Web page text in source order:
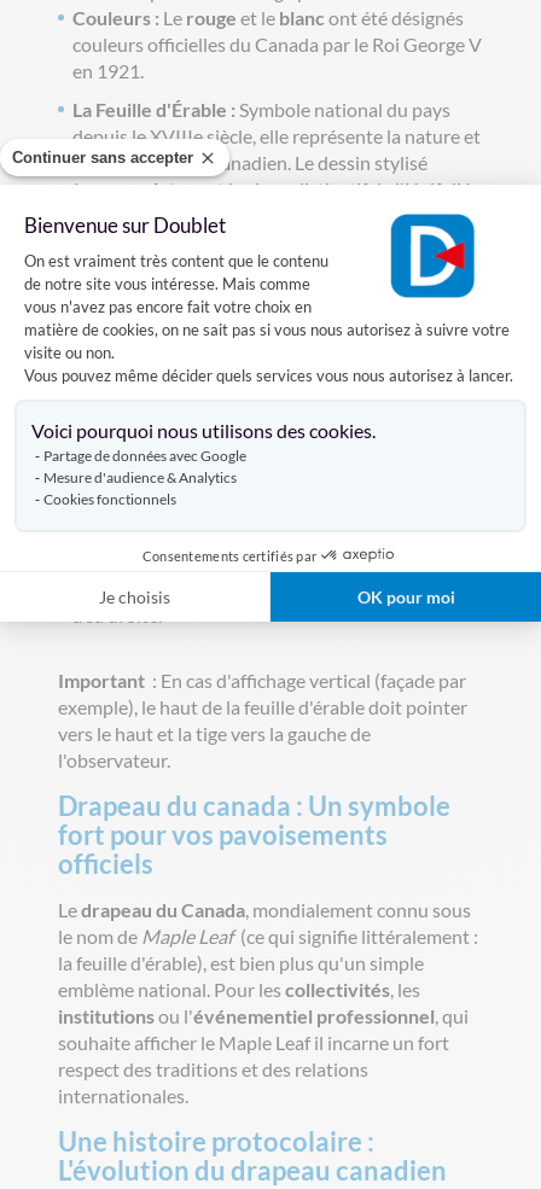
Continuer sans accepter
Bienvenue sur Doublet
Plateforme de Gestion du
On est vraiment très content que le contenu
de notre site vous intéresse. Mais comme
vous n'avez pas encore fait votre choix en
matière de cookies, on ne sait pas si vous nous autorisez à suivre votre
visite ou non.
Vous pouvez même décider quels services vous nous autorisez à lancer.
Voici pourquoi nous utilisons des cookies.
Partage de données avec Google
Mesure d'audience & Analytics
Cookies fonctionnels
Consentements certifiés par
Je choisis OK pour moi
Couleurs : Le rouge et le blanc ont été désignés
couleurs officielles du Canada par le Roi George V
en 1921.
La Feuille d'Érable : Symbole national du pays
depuis le XVIIIe siècle, elle représente la nature et
l'environnement canadien. Le dessin stylisé
àonze pointesest le signe distinctif de l'Unifolié.
Les Proportions :Le drapeau canadien se
distingue par son ratio de1:2(la longueur est le
double de la hauteur), contrairement au drapeau
français (2:3)
Conseils d'installation pour collectivités et
entreprises :
europpéen), il est coutume, selon l'étiquette
internationale.
d'honneur ( à gauhce du spectateur)
Le drapeau canadien est immédiatemment placé
Important : En cas d'affichage vertical (façade par
exemple), le haut de la feuille d'érable doit pointer
vers le haut et la tige vers la gauche de
l'observateur.
Drapeau du canada : Un symbole
fort pour vos pavoisements
officiels
Ledrapeau du Canada, mondialement connu sous
le nom de Maple Leaf(ce qui signifie littéralement :
la feuille d'érable), est bien plus qu'un simple
emblème national. Pour lescollectivités, les
institutionsou l'événementiel professionnel, qui
souhaite afficher le Maple Leaf il incarne un fort
respect des traditions et des relations
internationales.
Une histoire protocolaire :
L'évolution du drapeau canadien